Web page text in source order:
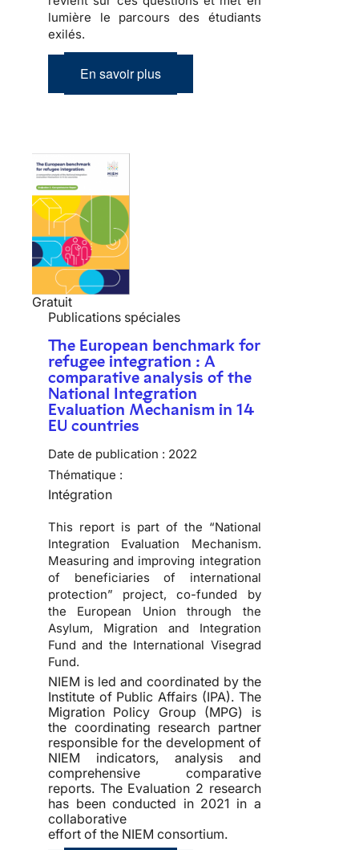
lumière le parcours des étudiants
exilés.
En savoir plus
Gratuit
Publications spéciales
The European benchmark for
refugee integration : A
comparative analysis of the
National Integration
Evaluation Mechanism in 14
EU countries
Date de publication : 2022
Thématique :
Intégration
This report is part of the “National
Integration Evaluation Mechanism.
Measuring and improving integration
of beneficiaries of international
protection” project, co-funded by
the European Union through the
Asylum, Migration and Integration
Fund and the International Visegrad
Fund.
NIEM is led and coordinated by the
Institute of Public Affairs (IPA). The
Migration Policy Group (MPG) is
the coordinating research partner
responsible for the development of
NIEM indicators, analysis and
comprehensive comparative
reports. The Evaluation 2 research
has been conducted in 2021 in a
collaborative
effort of the NIEM consortium.